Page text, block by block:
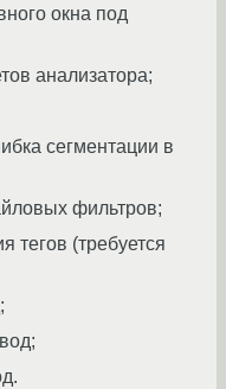
окна под
анализатора;
сегментации в
фильтров;
тегов (требуется